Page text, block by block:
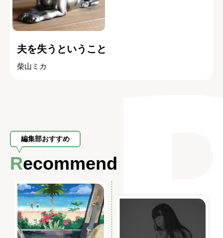
夫を失うということ
柴山ミカ
編集部おすすめ
Recommend